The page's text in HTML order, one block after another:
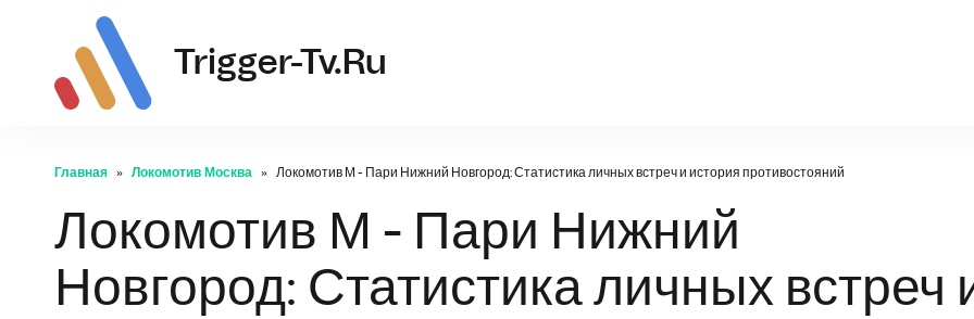
Trigger-Tv.ru
Главная Локомотив Москва Локомотив М - Пари Нижний Новгород: Статистика личных встреч и история противостояний
Локомотив М - Пари Нижний
Новгород: Статистика личных встреч